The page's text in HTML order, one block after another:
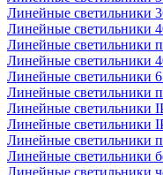
Линейные светильники
Линейные светильники
Линейные светильники
Линейные светильники
Линейные светильники
Линейные светильники
Линейные светильники
Линейные светильники
Линейные светильники
Линейные светильники
Линейные светильники